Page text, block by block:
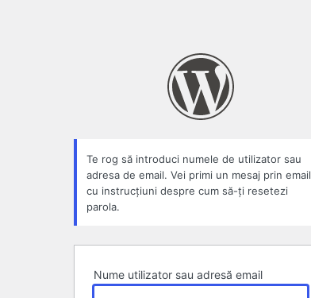
Te rog să introduci numele de utilizator sau
adresa de email. Vei primi un mesaj prin email
cu instrucțiuni despre cum să-ți resetezi
parola.
Nume utilizator sau adresă email